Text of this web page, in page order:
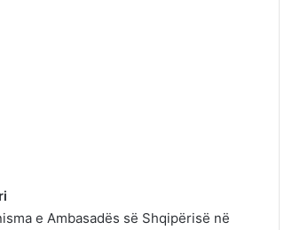
e Ambasadës së Shqipërisë në